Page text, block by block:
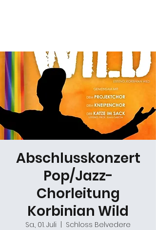
Abschlusskonzert
Pop/Jazz-
Chorleitung
Korbinian Wild
Sa., 01. Juli
Schloss Belvedere